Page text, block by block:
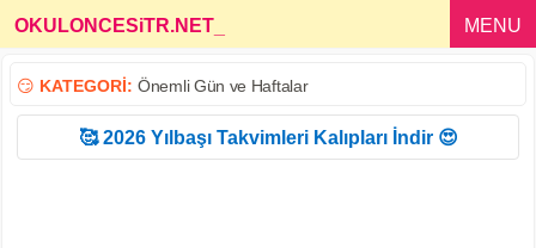
OKULONCESiTR.NET MENU
😏 KATEGORİ: Önemli Gün ve Haftalar
🥰 2026 Yılbaşı Takvimleri Kalıpları İndir 😍